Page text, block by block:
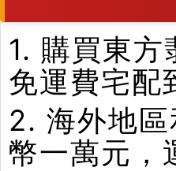
1. 購買東
免運費宅配
2. 海外地
幣一萬元，